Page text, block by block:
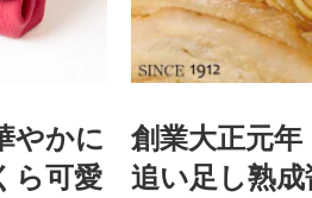
やかに
ら可愛
創業大正元
追い足し熟成